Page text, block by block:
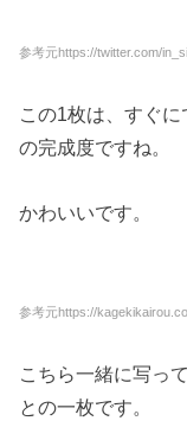
参考元https://twitter.com/
この1枚は、すぐ
の完成度ですね。
かわいいです。
参考元https://
こちら一緒に写っ
との一枚です。